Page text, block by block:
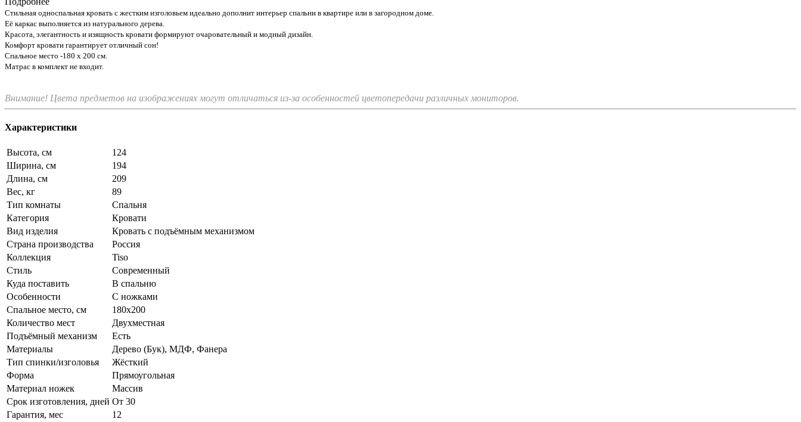
Стильная односпальная кровать с жестким изголовьем идеально дополнит интерьер спальни в квартире или в загородном доме.
Её каркас выполняется из натурального дерева.
Красота, элегантность и изящность кровати формируют очаровательный и модный дизайн.
Комфорт кровати гарантирует отличный сон!
Спальное место -180 х 200 см.
Матрас в комплект не входит.
Внимание! Цвета предметов на изображениях могут отличаться из-за особенностей цветопередачи различных мониторов.
Характеристики
Высота, см
124
Ширина, см
194
Длина, см
209
Вес, кг
89
Тип комнаты
Спальня
Категория
Кровати
Вид изделия
Кровать с подъёмным механизмом
Страна производства
Россия
Коллекция
Tiso
Стиль
Современный
Куда поставить
В спальню
Особенности
С ножками
Спальное место, см
180x200
Количество мест
Двухместная
Подъёмный механизм
Есть
Материалы
Дерево (Бук), МДФ, Фанера
Тип спинки/изголовья
Жёсткий
Форма
Прямоугольная
Материал ножек
Массив
Срок изготовления, дней От 30
Гарантия, мес
12